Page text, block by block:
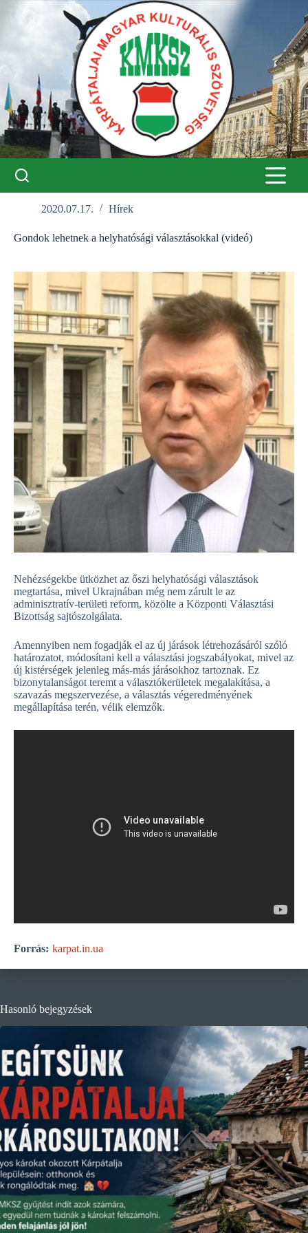
2020.07.17. Hírek
Gondok lehetnek a helyhatósági választásokkal (videó)
Nehézségekbe ütközhet az őszi helyhatósági választások
megtartása, mivel Ukrajnában még nem zárult le az
adminisztratív-területi reform, közölte a Központi Választási
Bizottság sajtószolgálata.
Amennyiben nem fogadják el az új járások létrehozásáról szóló
határozatot, módosítani kell a választási jogszabályokat, mivel az
új kistérségek jelenleg más-más járásokhoz tartoznak. Ez
bizonytalanságot teremt a választókerületek megalakítása, a
szavazás megszervezése, a választás végeredményének
megállapítása terén, vélik elemzők.
Forrás: karpat.in.ua
Hasonló bejegyzések